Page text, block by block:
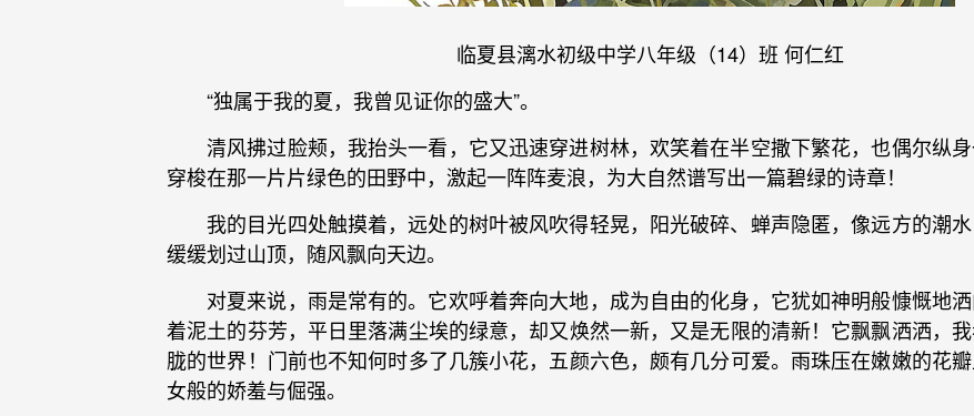
临夏县漓水初级中学八年级（14）班 何仁红
“独属于我的夏，我曾见证你的盛大”。
清风拂过脸颊，我抬头一看，它又迅速穿进树林，欢笑着在半空撒下繁花，也偶尔纵
穿梭在那一片片绿色的田野中，激起一阵阵麦浪，为大自然谱写出一篇碧绿的诗章！
我的目光四处触摸着，远处的树叶被风吹得轻晃，阳光破碎、蝉声隐匿，像远方的潮水
缓缓划过山顶，随风飘向天边。
对夏来说，雨是常有的。它欢呼着奔向大地，成为自由的化身，它犹如神明般慷慨地
着泥土的芬芳，平日里落满尘埃的绿意，却又焕然一新，又是无限的清新！它飘飘洒洒，
胧的世界！门前也不知何时多了几簇小花，五颜六色，颇有几分可爱。雨珠压在嫩嫩的花
女般的娇羞与倔强。